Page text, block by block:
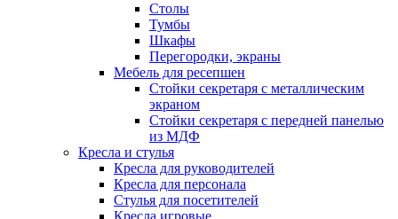
Столы
Тумбы
Шкафы
Перегородки, экраны
Мебель для ресепшен
Стойки секретаря с металлическим
экраном
Стойки секретаря с передней панелью
из МДФ
Кресла и стулья
Кресла для руководителей
Кресла для персонала
Стулья для посетителей
Кресла игровые